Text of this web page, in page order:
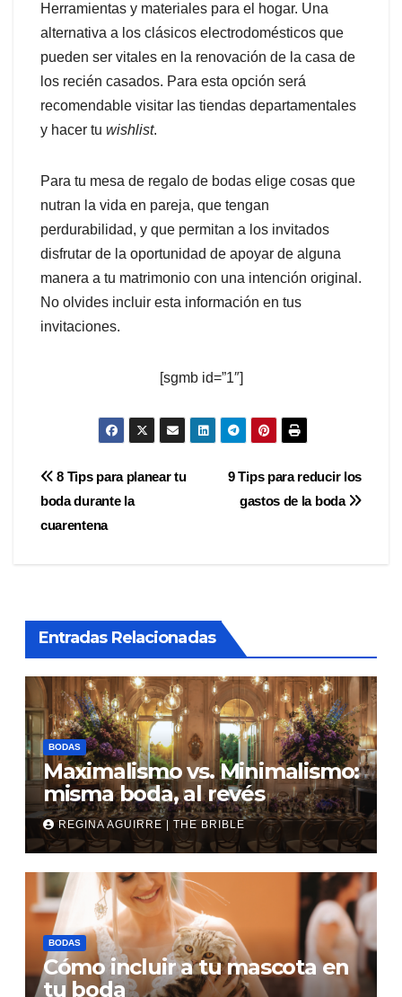
Herramientas y materiales para el hogar. Una
alternativa a los clásicos electrodomésticos que
pueden ser vitales en la renovación de la casa de
los recién casados. Para esta opción será
recomendable visitar las tiendas departamentales
y hacer tu wishlist.
Para tu mesa de regalo de bodas elige cosas que
nutran la vida en pareja, que tengan
perdurabilidad, y que permitan a los invitados
disfrutar de la oportunidad de apoyar de alguna
manera a tu matrimonio con una intención original.
No olvides incluir esta información en tus
invitaciones.
[sgmb id=”1″]
Navegación
de
9 Tips para reducir los
gastos de la boda
8 Tips para planear tu
boda durante la
cuarentena
Entradas Relacionadas
BODAS
Maximalismo vs. Minimalismo:
misma boda, al revés
REGINA AGUIRRE | THE BRIBLE
BODAS
Cómo incluir a tu mascota en
tu boda